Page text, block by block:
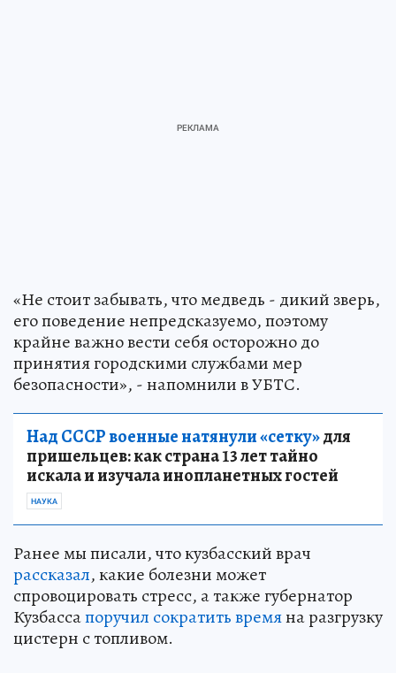
«Не стоит забывать, что медведь - дикий зверь,
его поведение непредсказуемо, поэтому
крайне важно вести себя осторожно до
принятия городскими службами мер
безопасности», - напомнили в УБТС.
Над СССР военные натянули «сетку»для
пришельцев: как страна 13 лет тайно
искала и изучала инопланетных гостей
НАУКА
Ранее мы писали, что кузбасский врач
рассказал, какие болезни может
спровоцировать стресс, а также губернатор
Кузбассапоручил сократить времяна разгрузку
цистерн с топливом.